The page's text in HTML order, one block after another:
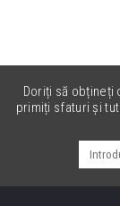
Doriți să obțineți
primiți sfaturi și